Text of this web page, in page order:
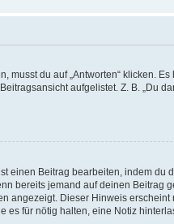
musst du auf „Antworten“ klicken.
aufgelistet. Z. B. „Du
Beitrag bearbeiten, indem du
bereits jemand auf deinen Beitrag
angezeigt. Dieser Hinweis
für nötig halten, eine Notiz